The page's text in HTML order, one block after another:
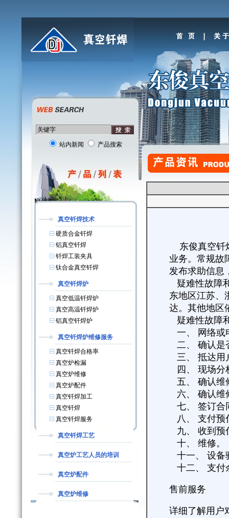
站内新闻 产品搜索
真空钎焊技术
硬质合金钎焊
铝真空钎焊
钎焊工装夹具
钛合金真空钎焊
真空钎焊炉
真空低温钎焊炉
真空高温钎焊炉
铝真空钎焊炉
真空钎焊炉维修服务
真空钎焊合格率
真空炉检漏
真空炉维修
真空炉配件
真空钎焊加工
真空钎焊
真空钎焊服务
真空钎焊工艺
真空炉工艺人员的培训
真空炉配件
真空炉维修
东俊真空钎
业务。常规故
发布求助信息
疑难性故障
东地区江苏、
达。其他地区
疑难性故障
一、 网络或
二、 确认是
三、 抵达用
四、 现场分
五、 确认维
六、 确认维
七、 签订合
八、 支付预
九、 收到预
十、 维修。
十一、 设备
十二、 支付
售前服务
详细了解用户